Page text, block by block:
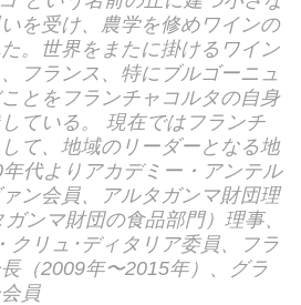
を受け、農学を修めワインの
。世界をまたに掛けるワイン
フランス、特にブルゴーニュ
とをフランチャコルタの自身
ている。 現在ではフランチ
て、地域のリーダーとなる地
代よりアカデミー・アンテル
ン会員、アルタガンマ財団理
ンマ財団の食品部門）理事、
クリュ･ディタリア委員、フラ
（2009年〜2015年）、グラ
員